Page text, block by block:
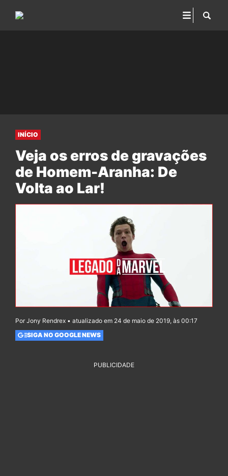
INÍCIO
Veja os erros de gravações
de Homem-Aranha: De
Volta ao Lar!
Por Jony Rendrex • atualizado em 24 de maio de 2019, às 00:17
SIGA NO GOOGLE NEWS
PUBLICIDADE